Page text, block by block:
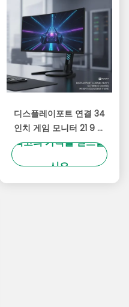
디스플레이포트 연결 34
인치 게임 모니터 21 9 측
면 비율 높이 조절 스탠드
최고의 가격을 얻으십
시오